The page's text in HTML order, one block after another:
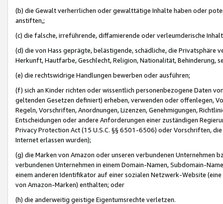
(b) die Gewalt verherrlichen oder gewalttätige Inhalte haben oder
anstiften,;
(c) die falsche, irreführende, diffamierende oder verleumderische
(d) die von Hass geprägte, belästigende, schädliche, die Privatsphäre
Herkunft, Hautfarbe, Geschlecht, Religion, Nationalität, Behinderung,
(e) die rechtswidrige Handlungen bewerben oder ausführen;
(f) sich an Kinder richten oder wissentlich personenbezogene Daten
geltenden Gesetzen definiert) erheben, verwenden oder offenlegen,
Regeln, Vorschriften, Anordnungen, Lizenzen, Genehmigungen,
Entscheidungen oder andere Anforderungen einer zuständigen
Privacy Protection Act (15 U.S.C. §§ 6501-6506) oder Vorschriften,
Internet erlassen wurden);
(g) die Marken von Amazon oder unseren verbundenen Unternehmen
verbundenen Unternehmen in einem Domain-Namen, Subdomain-
einem anderen Identifikator auf einer sozialen Netzwerk-Website
von Amazon-Marken) enthalten; oder
(h) die anderweitig geistige Eigentumsrechte verletzen.